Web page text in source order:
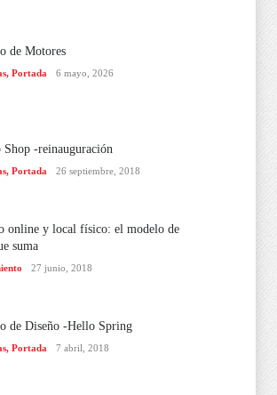
de Motores
, Portada 6 mayo, 2026
Shop -reinauguración
, Portada 26 septiembre, 2018
online y local físico: el modelo de
suma
27 junio, 2018
de Diseño -Hello Spring
, Portada 7 abril, 2018